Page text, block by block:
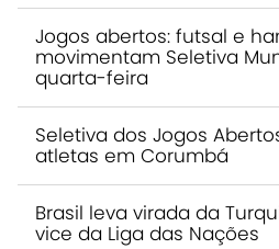
Jogos abertos: futsal e
movimentam Seletiva
quarta-feira
Seletiva dos Jogos
atletas em Corumbá
Brasil leva virada da
vice da Liga das Nações